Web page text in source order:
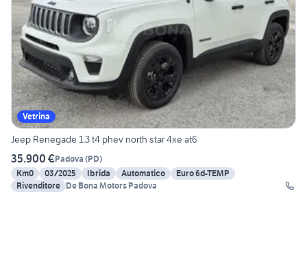
Vetrina
Jeep Renegade 1.3 t4 phev north star 4xe at6
35.900 €Padova (PD)
Km0
03/2025 Ibrida Automatico
Euro 6d-TEMP
Rivenditore De Bona Motors Padova